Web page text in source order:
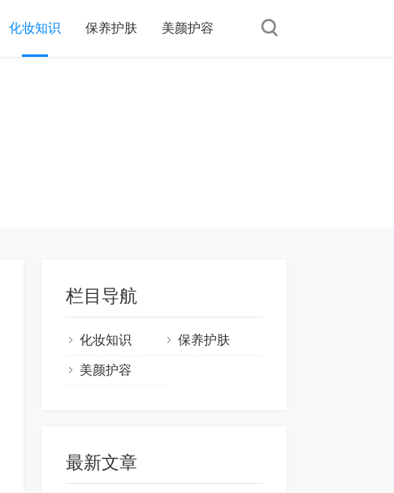
化妆知识 保养护肤 美颜护容
栏目导航
化妆知识 保养护肤
美颜护容
最新文章